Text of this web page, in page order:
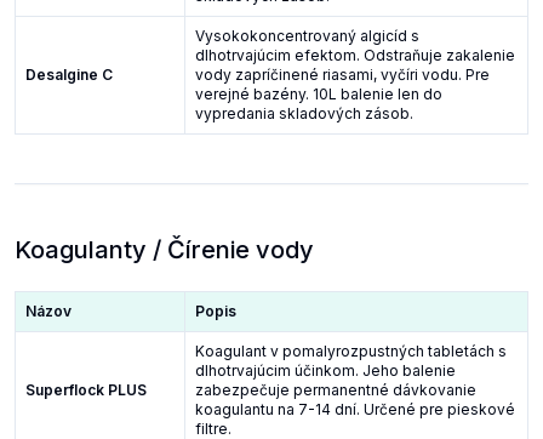
Desalgine C
Vysokokoncentrovaný algicíd s
dlhotrvajúcim efektom. Odstraňuje zakalenie
vody zapríčinené riasami, vyčíri vodu. Pre
verejné bazény. 10L balenie len do
vypredania skladových zásob.
Koagulanty / Čírenie vody
Názov Popis
Superflock PLUS
Koagulant v pomalyrozpustných tabletách s
dlhotrvajúcim účinkom. Jeho balenie
zabezpečuje permanentné dávkovanie
koagulantu na 7-14 dní. Určené pre pieskové
filtre.